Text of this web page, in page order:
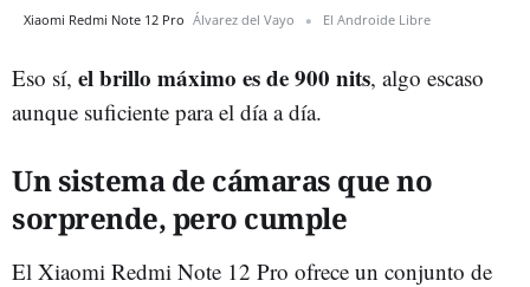
Xiaomi Redmi Note 12 Pro Álvarez del Vayo El Androide Libre
Eso sí, el brillo máximo es de 900 nits, algo escaso
aunque suficiente para el día a día.
Un sistema de cámaras que no
sorprende, pero cumple
El Xiaomi Redmi Note 12 Pro ofrece un conjunto de